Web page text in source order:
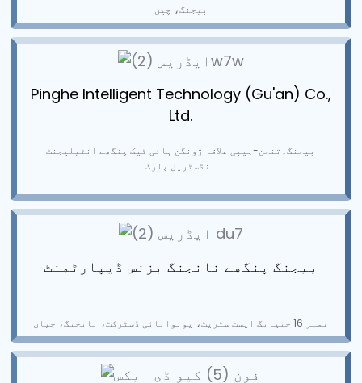
بیجنگ، چین
Pinghe Intelligent Technology (Gu'an) Co.,
Ltd.
بیجنگ۔تنجن-ہیبی علاقہ ژونگن ہائی ٹیک پنگھے انٹیلیجنٹ
انڈسٹریل پارک
بیجنگ پنگھے نانجنگ بزنس ڈیپارٹمنٹ
نمبر 16 جنیانگ ایسٹ سٹریٹ، یوہواتائی ڈسٹرکٹ، نانجنگ، چیان